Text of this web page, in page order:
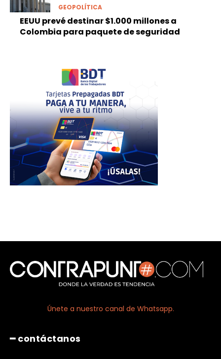
GEOPOLÍTICA
EEUU prevé destinar $1.000 millones a
Colombia para paquete de seguridad
Únete a nuestro canal de Whatsapp.
━ contáctanos